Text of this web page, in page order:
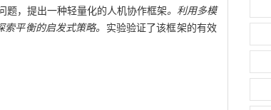
题，提出一种轻量化的人机协作框架。利用多模
平衡的启发式策略。 实验验证了该框架的有效